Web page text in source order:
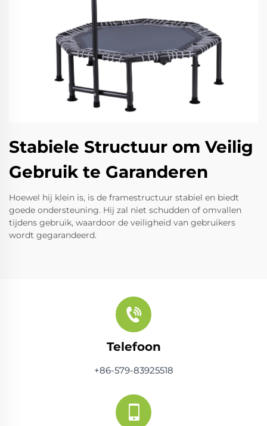
Stabiele Structuur om Veilig
Gebruik te Garanderen
Hoewel hij klein is, is de framestructuur stabiel en biedt
goede ondersteuning. Hij zal niet schudden of omvallen
tijdens gebruik, waardoor de veiligheid van gebruikers
wordt gegarandeerd.
Telefoon
+86-579-83925518